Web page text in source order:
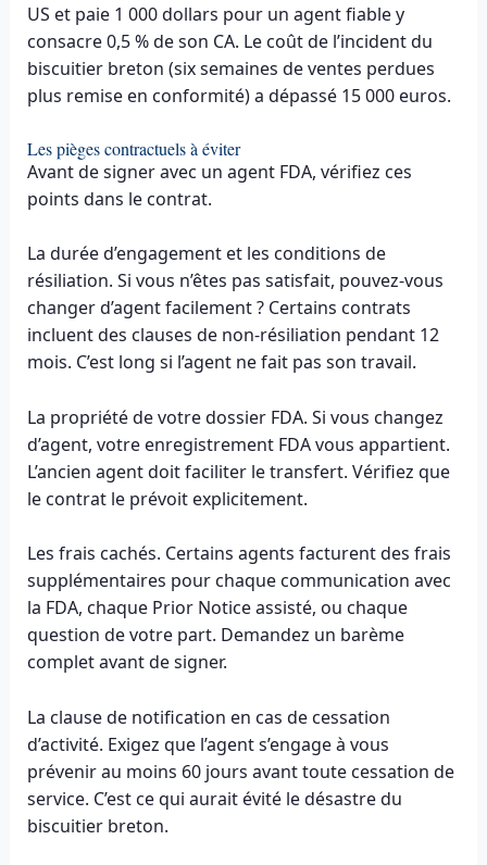
US et paie 1 000 dollars pour un agent fiable y
consacre 0,5 % de son CA. Le coût de l’incident du
biscuitier breton (six semaines de ventes perdues
plus remise en conformité) a dépassé 15 000 euros.
Les pièges contractuels à éviter
Avant de signer avec un agent FDA, vérifiez ces
points dans le contrat.
La durée d’engagement et les conditions de
résiliation. Si vous n’êtes pas satisfait, pouvez-vous
changer d’agent facilement ? Certains contrats
incluent des clauses de non-résiliation pendant 12
mois. C’est long si l’agent ne fait pas son travail.
La propriété de votre dossier FDA. Si vous changez
d’agent, votre enregistrement FDA vous appartient.
L’ancien agent doit faciliter le transfert. Vérifiez que
le contrat le prévoit explicitement.
Les frais cachés. Certains agents facturent des frais
supplémentaires pour chaque communication avec
la FDA, chaque Prior Notice assisté, ou chaque
question de votre part. Demandez un barème
complet avant de signer.
La clause de notification en cas de cessation
d’activité. Exigez que l’agent s’engage à vous
prévenir au moins 60 jours avant toute cessation de
service. C’est ce qui aurait évité le désastre du
biscuitier breton.